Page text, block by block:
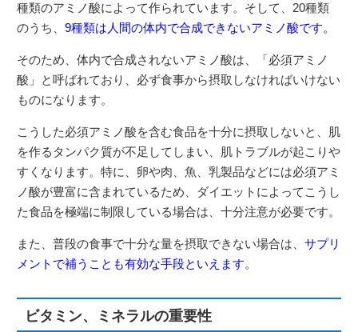
種類のアミノ酸によって作られています。そして、20種類
のうち、9種類は人間の体内で合成できないアミノ酸です。
そのため、体内で合成されないアミノ酸は、「必須アミノ
酸」と呼ばれており、必ず食事から摂取しなければいけない
ものになります。
こうした必須アミノ酸を含む食品を十分に摂取しないと、肌
を作るタンパク質が不足してしまい、肌トラブルが起こりや
すくなります。特に、卵や肉、魚、乳製品などには必須アミ
ノ酸が豊富に含まれているため、ダイエットによってこうし
た食品を極端に制限している場合は、十分注意が必要です。
また、普段の食事で十分な量を摂取できない場合は、サプリ
メントで補うことも有効な手段といえます。
ビタミン、ミネラルの重要性